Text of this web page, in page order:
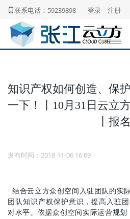
联系电话：59239898 登录 注册
知识产权如何创造、保
一下！丨10月31日云立
丨报名
发布时间：2018-11-06 16:09
结合云立方众创空间入驻团队的实
团队知识产权保护意识，提高入驻
对水平。依据众创空间实际运营规划